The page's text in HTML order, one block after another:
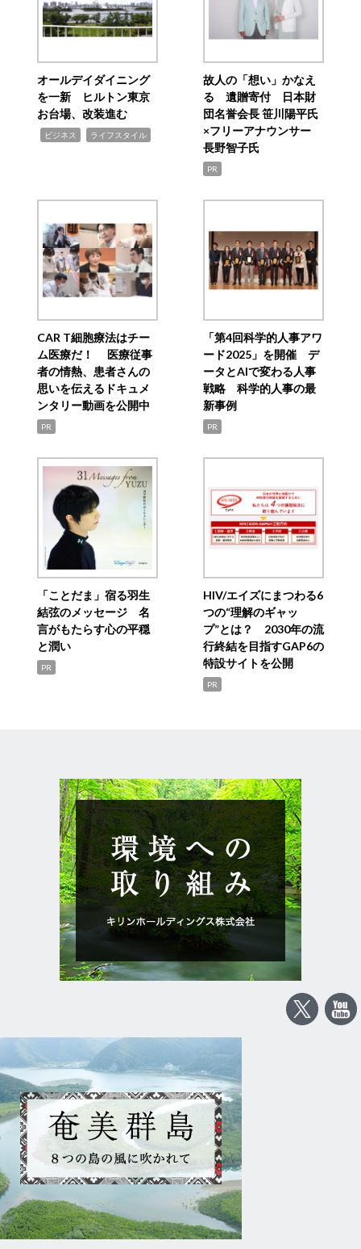
オールデイダイニング
を一新 ヒルトン東京
お台場、改装進む
ビジネス ライフスタイル
故人の「想い」かなえ
る 遺贈寄付 日本財
団名誉会長 笹川陽平氏
×フリーアナウンサー
長野智子氏
PR
CAR T細胞療法はチー
ム医療だ！ 医療従事
者の情熱、患者さんの
思いを伝えるドキュメ
ンタリー動画を公開中
PR
「第4回科学的人事アワ
ード2025」を開催 デ
ータとAIで変わる人事
戦略 科学的人事の最
新事例
PR
「ことだま」宿る羽生
結弦のメッセージ 名
言がもたらす心の平穏
と潤い
PR
HIV/エイズにまつわる6
つの“理解のギャッ
プ”とは？ 2030年の流
行終結を目指すGAP6の
特設サイトを公開
PR